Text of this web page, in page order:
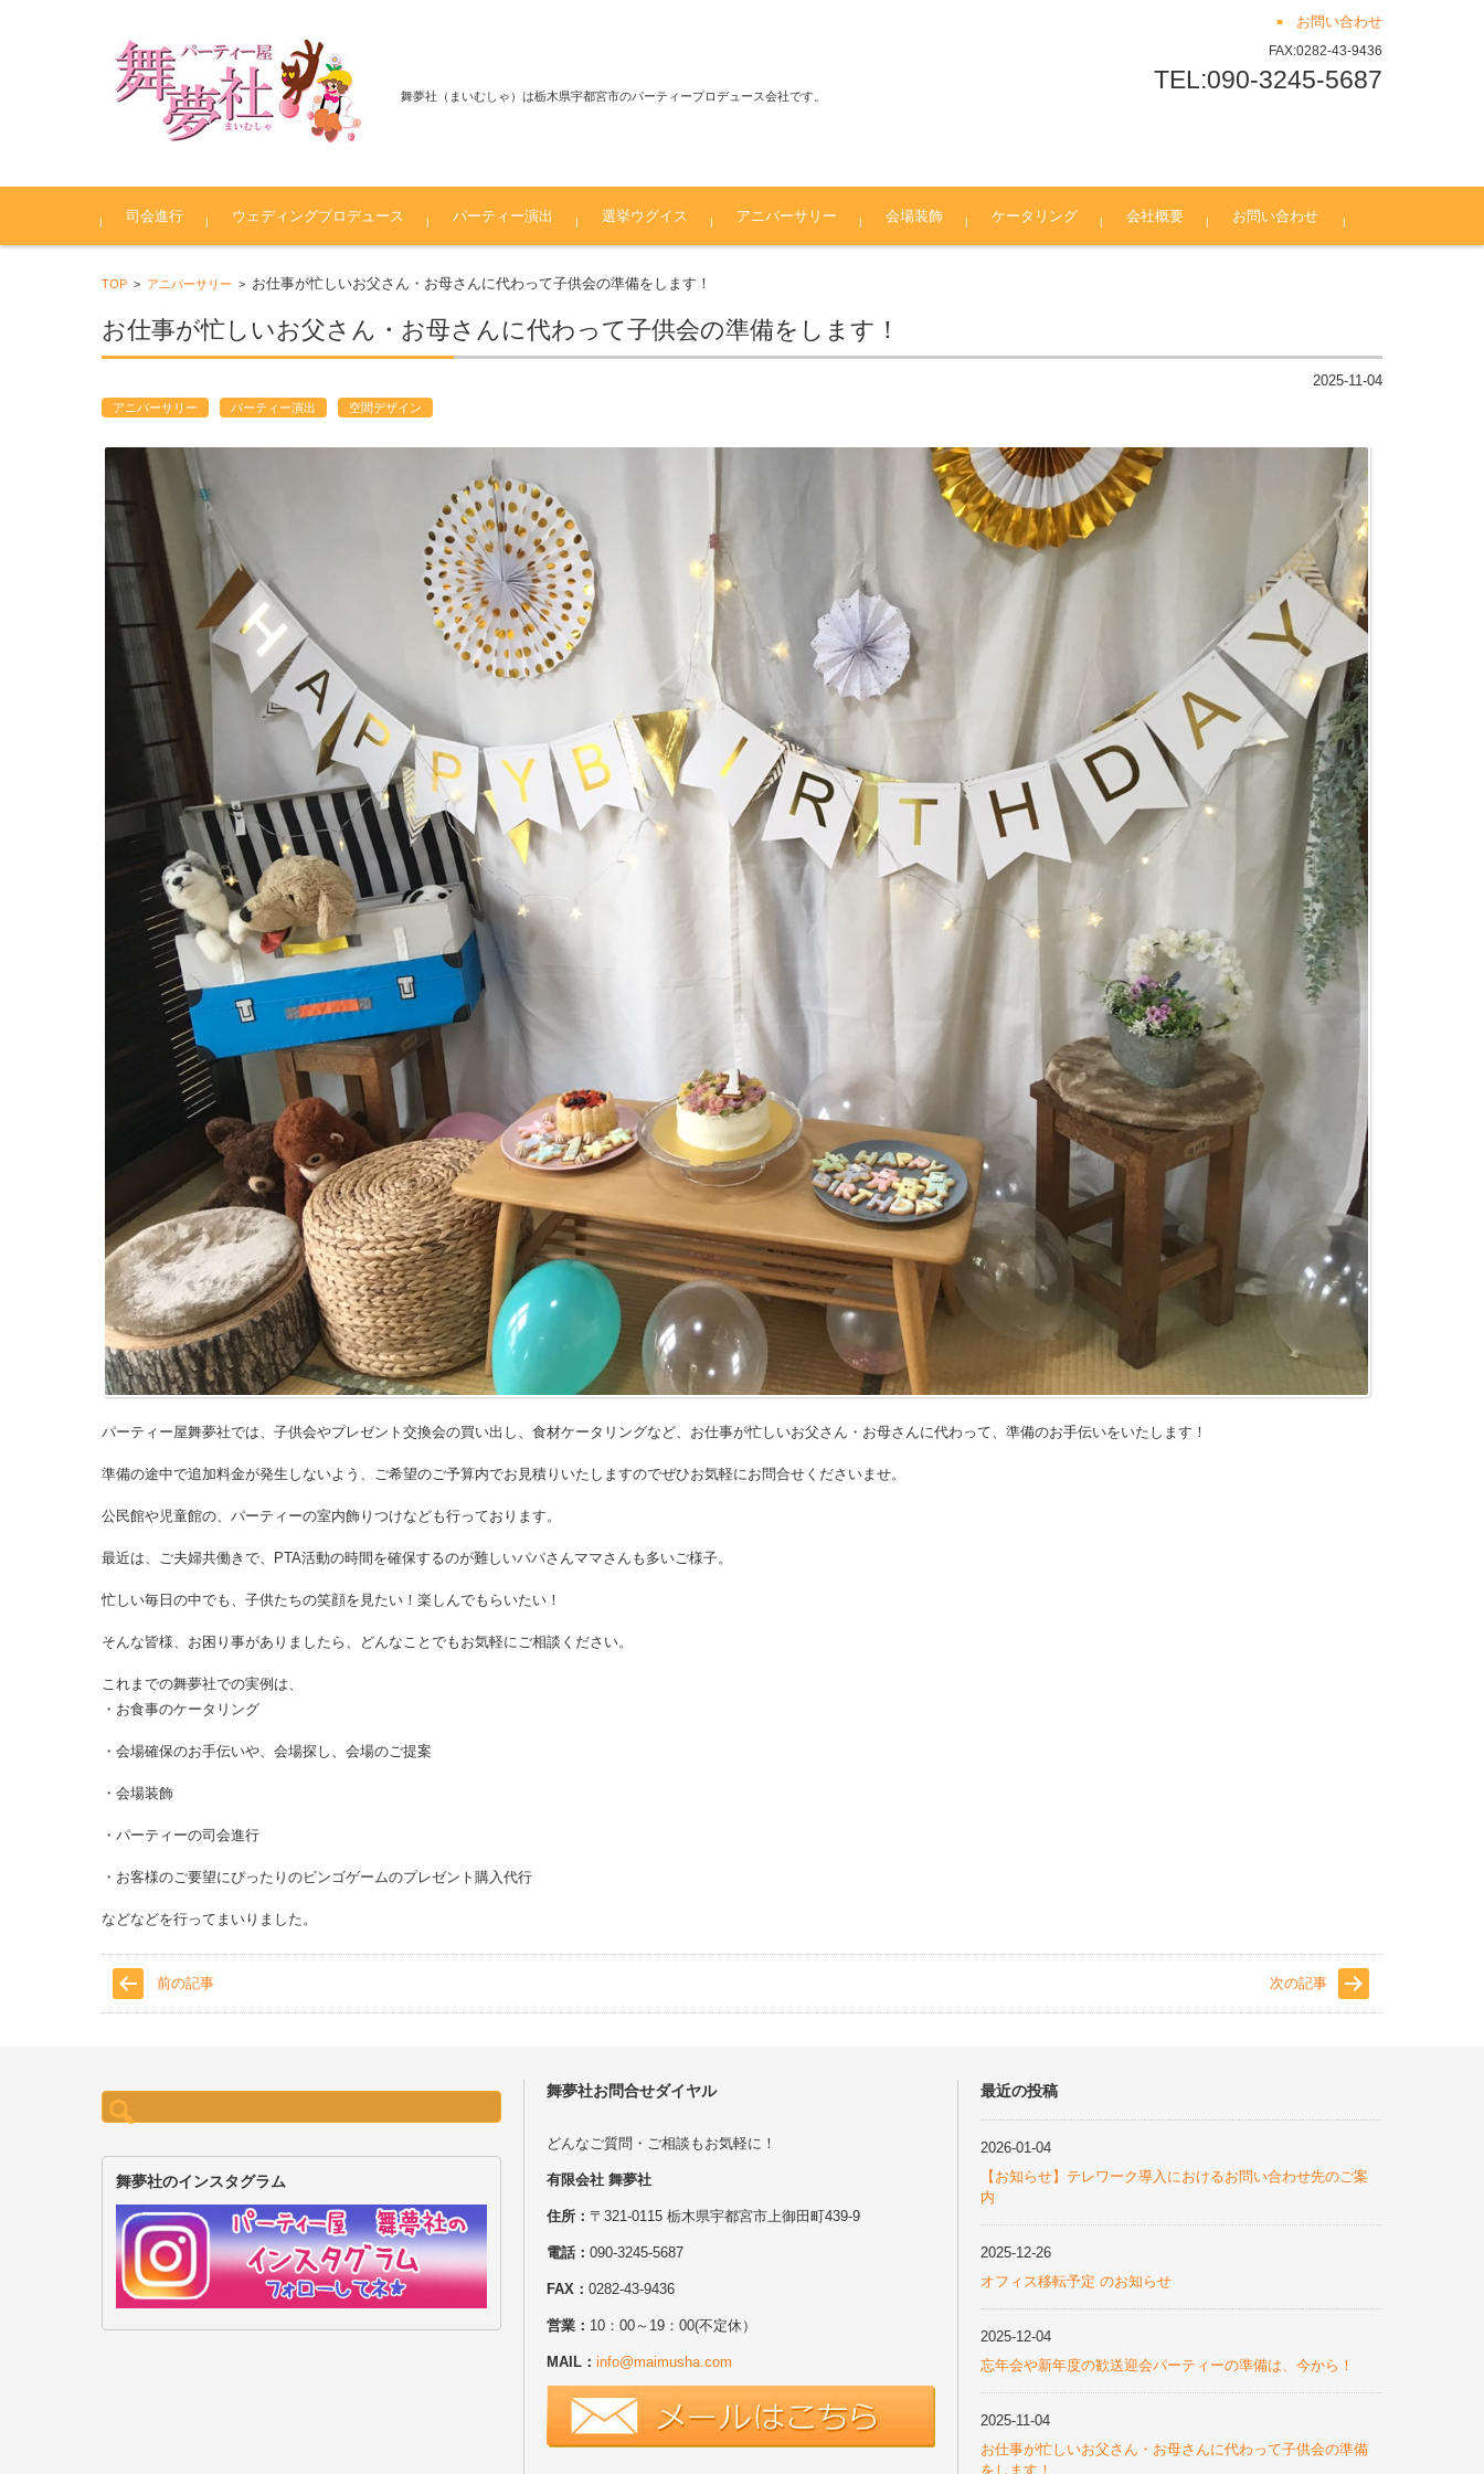
舞夢社（まいむしゃ）は栃木県宇都宮市のパーティープロデュース会社です。
お問い合わせ
FAX:0282-43-9436
TEL:090-3245-5687
司会進行
ウェディングプロデュース パーティー演出
カオス～
選挙ウグイス アニバーサリー 会場装飾 ケータリング 会社概要 お問い合わせ
TOP > アニバーサリー > お仕事が忙しいお父さん・お母さんに代わって子供会の準備をします！
お仕事が忙しいお父さん・お母さんに代わって子供会の準備をします！
2025-11-04
アニバーサリー パーティー演出 空間デザイン
パーティー屋舞夢社では、子供会やプレゼント交換会の買い出し、食材ケータリングなど、お仕事が忙しいお父さん・お母さんに代わって、準備のお手伝いをいたします！
準備の途中で追加料金が発生しないよう、ご希望のご予算内でお見積りいたしますのでぜひお気軽にお問合せくださいませ。
公民館や児童館の、パーティーの室内飾りつけなども行っております。
最近は、ご夫婦共働きで、PTA活動の時間を確保するのが難しいパパさんママさんも多いご様子。
忙しい毎日の中でも、子供たちの笑顔を見たい！楽しんでもらいたい！
そんな皆様、お困り事がありましたら、どんなことでもお気軽にご相談ください。
これまでの舞夢社での実例は、
・お食事のケータリング
・会場確保のお手伝いや、会場探し、会場のご提案
・会場装飾
・パーティーの司会進行
・お客様のご要望にぴったりのビンゴゲームのプレゼント購入代行
などなどを行ってまいりました。
前の記事 次の記事
検
索:
舞夢社のインスタグラム
舞夢社お問合せダイヤル
どんなご質問・ご相談もお気軽に！
有限会社 舞夢社
住所： 〒321-0115 栃木県宇都宮市上御田町439-9
電話： 090-3245-5687
FAX： 0282-43-9436
営業： 10：00～19：00(不定休）
MAIL： info@maimusha.com
最近の投稿
2026-01-04
【お知らせ】テレワーク導入におけるお問い合わせ先のご案
内
2025-12-26
オフィス移転予定 のお知らせ
2025-12-04
忘年会や新年度の歓送迎会パーティーの準備は、今から！
2025-11-04
お仕事が忙しいお父さん・お母さんに代わって子供会の準備
をします！